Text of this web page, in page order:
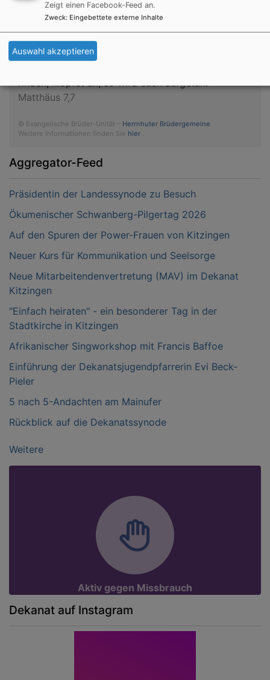
Du bist der Gott, der mir hilft; täglich harre ich auf
dich.
Psalm 25,5
finden; klopfet an, so wird euch aufgetan.
Matthäus 7,7
© Evangelische Brüder-Unität – Herrnhuter Brüdergemeine
Weitere Informationen finden Sie hier .
Aggregator-Feed
Präsidentin der Landessynode zu Besuch
Ökumenischer Schwanberg-Pilgertag 2026
Auf den Spuren der Power-Frauen von Kitzingen
Neuer Kurs für Kommunikation und Seelsorge
Neue Mitarbeitendenvertretung (MAV) im Dekanat
Kitzingen
"Einfach heiraten" - ein besonderer Tag in der
Stadtkirche in Kitzingen
Afrikanischer Singworkshop mit Francis Baffoe
Einführung der Dekanatsjugendpfarrerin Evi Beck-
Pieler
5 nach 5-Andachten am Mainufer
Rückblick auf die Dekanatssynode
Weitere
Aktiv gegen Missbrauch
Dekanat auf Instagram
Zeigt einen Facebook-Feed an.
Zweck: Eingebettete externe Inhalte
Auswahl akzeptieren